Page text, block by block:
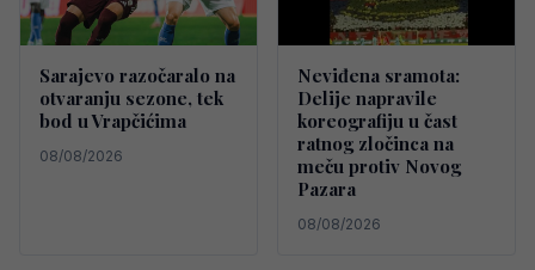
Sarajevo razočaralo na
otvaranju sezone, tek
bod u Vrapčićima
08/08/2026
Neviđena sramota:
Delije napravile
koreografiju u čast
ratnog zločinca na
meču protiv Novog
Pazara
08/08/2026